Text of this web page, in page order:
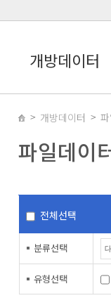
개방데이터
개방데이터
파일데이
전체선택
분류선택
유형선택